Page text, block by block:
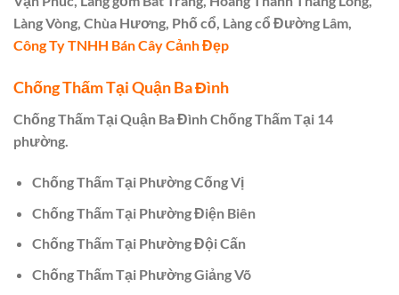
Làng Vòng, Chùa Hương, Phố cổ, Làng cổ Đường Lâm,
Công Ty TNHH Bán Cây Cảnh Đẹp
Chống Thấm Tại Quận Ba Đình
Chống Thấm Tại Quận Ba Đình Chống Thấm Tại 14
phường.
Chống Thấm Tại Phường Cống Vị
Chống Thấm Tại Phường Điện Biên
Chống Thấm Tại Phường Đội Cấn
Chống Thấm Tại Phường Giảng Võ